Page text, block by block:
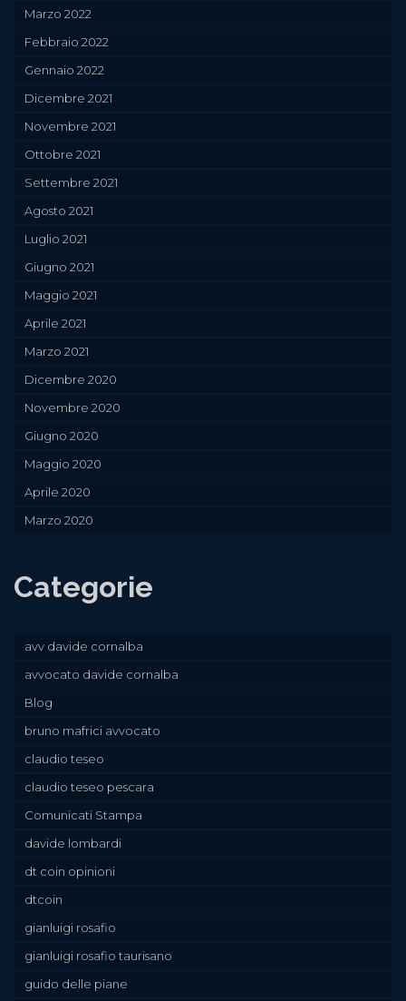
Marzo 2022
Febbraio 2022
Gennaio 2022
Dicembre 2021
Novembre 2021
Ottobre 2021
Settembre 2021
Agosto 2021
Luglio 2021
Giugno 2021
Maggio 2021
Aprile 2021
Marzo 2021
Dicembre 2020
Novembre 2020
Giugno 2020
Maggio 2020
Aprile 2020
Marzo 2020
Categorie
avv davide cornalba
avvocato davide cornalba
Blog
bruno mafrici avvocato
claudio teseo
claudio teseo pescara
Comunicati Stampa
davide lombardi
dt coin opinioni
dtcoin
gianluigi rosafio
gianluigi rosafio taurisano
guido delle piane